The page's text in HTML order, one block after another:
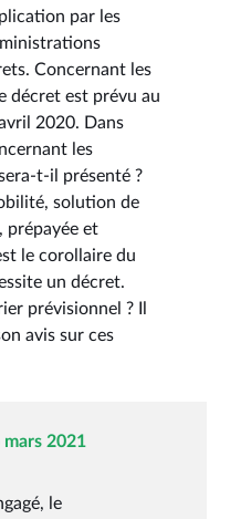
par les
Concernant les
décret est prévu au
2020. Dans
les
t-il présenté ?
solution de
prépayée et
le corollaire du
un décret.
prévisionnel ? Il
avis sur ces
mars 2021
le